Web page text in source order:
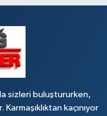
SARISALTIK SOK NO:7 1
sizleri buluştururken,
kaçınıyor